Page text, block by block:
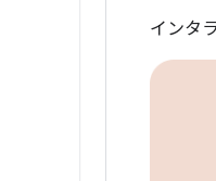
インタ